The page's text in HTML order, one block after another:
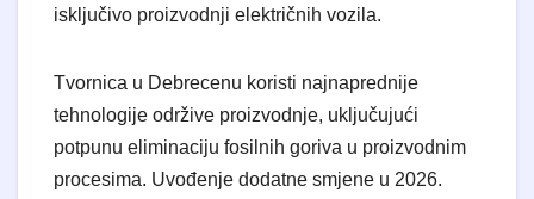
isključivo proizvodnji električnih vozila.
Tvornica u Debrecenu koristi najnaprednije
tehnologije održive proizvodnje, uključujući
potpunu eliminaciju fosilnih goriva u proizvodnim
procesima. Uvođenje dodatne smjene u 2026.